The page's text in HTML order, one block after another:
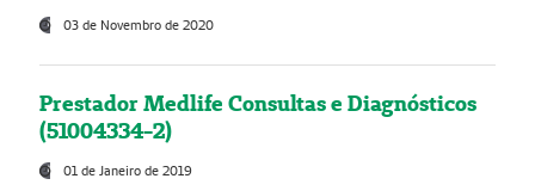
03 de Novembro de 2020
Prestador Medlife Consultas e Diagnósticos
(51004334-2)
01 de Janeiro de 2019